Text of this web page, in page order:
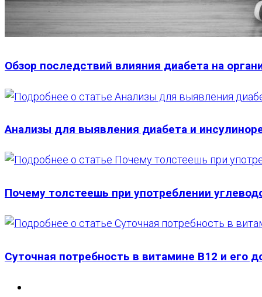
Обзор последствий влияния диабета на
Анализы для выявления диабета и
Почему толстеешь при употреблении
Суточная потребность в витамине В12 и его